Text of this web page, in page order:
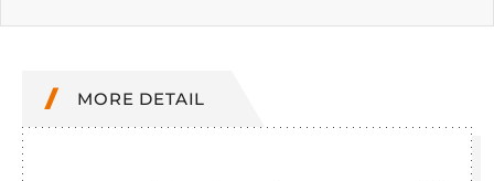
MORE DETAIL